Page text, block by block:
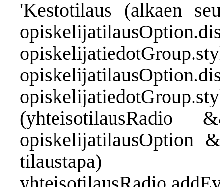
'Kestotilaus (alkaen
opiskelijatilausOption